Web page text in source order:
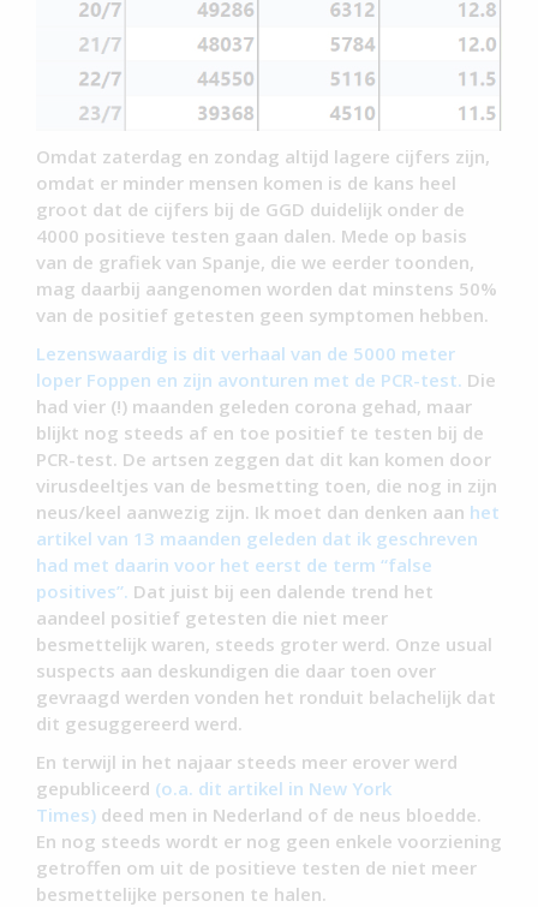
Omdat zaterdag en zondag altijd lagere cijfers zijn,
omdat er minder mensen komen is de kans heel
groot dat de cijfers bij de GGD duidelijk onder de
4000 positieve testen gaan dalen. Mede op basis
van de grafiek van Spanje, die we eerder toonden,
mag daarbij aangenomen worden dat minstens 50%
van de positief getesten geen symptomen hebben.
Lezenswaardig is dit verhaal van de 5000 meter
loper Foppen en zijn avonturen met de PCR-test. Die
had vier (!) maanden geleden corona gehad, maar
blijkt nog steeds af en toe positief te testen bij de
PCR-test. De artsen zeggen dat dit kan komen door
virusdeeltjes van de besmetting toen, die nog in zijn
neus/keel aanwezig zijn. Ik moet dan denken aan het
artikel van 13 maanden geleden dat ik geschreven
had met daarin voor het eerst de term “false
positives”. Dat juist bij een dalende trend het
aandeel positief getesten die niet meer
besmettelijk waren, steeds groter werd. Onze usual
suspects aan deskundigen die daar toen over
gevraagd werden vonden het ronduit belachelijk dat
dit gesuggereerd werd.
En terwijl in het najaar steeds meer erover werd
gepubliceerd (o.a. dit artikel in New York
Times) deed men in Nederland of de neus bloedde.
En nog steeds wordt er nog geen enkele voorziening
getroffen om uit de positieve testen de niet meer
besmettelijke personen te halen.